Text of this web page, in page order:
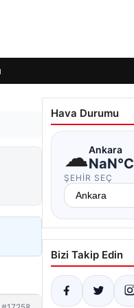
Hava Durumu
☁Ankara
NaN°C
ŞEHIR SEÇ
Bizi Takip Edin